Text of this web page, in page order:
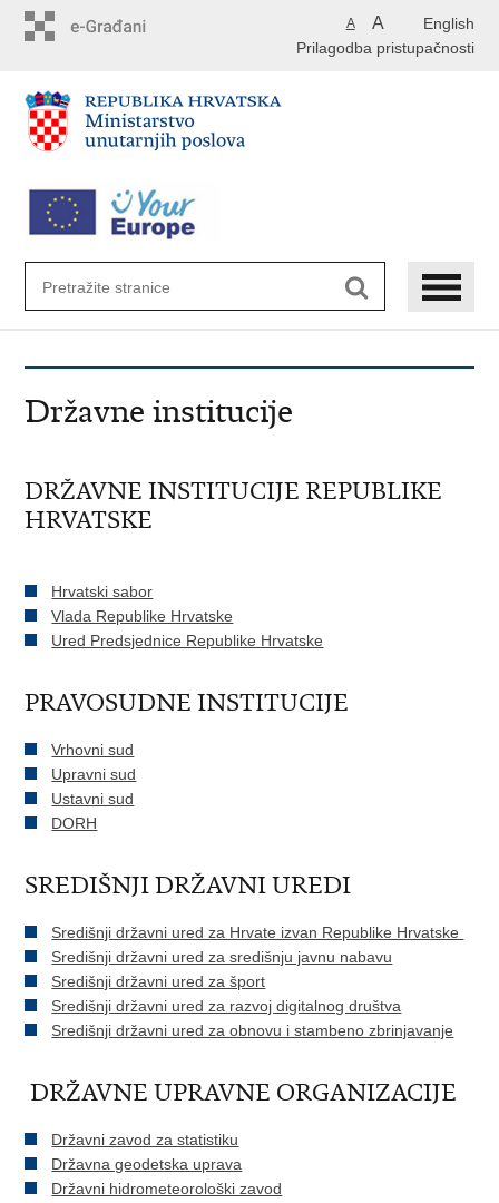
English
A A
Prilagodba pristupačnosti
Državne institucije
DRŽAVNE INSTITUCIJE REPUBLIKE
HRVATSKE
Hrvatski sabor
Vlada Republike Hrvatske
Ured Predsjednice Republike Hrvatske
PRAVOSUDNE INSTITUCIJE
Vrhovni sud
Upravni sud
Ustavni sud
DORH
SREDIŠNJI DRŽAVNI UREDI
Središnji državni ured za Hrvate izvan Republike Hrvatske
Središnji državni ured za središnju javnu nabavu
Središnji državni ured za šport
Središnji državni ured za razvoj digitalnog društva
Središnji državni ured za obnovu i stambeno zbrinjavanje
DRŽAVNE UPRAVNE ORGANIZACIJE
Državni zavod za statistiku
Državna geodetska uprava
Državni hidrometeorološki zavod